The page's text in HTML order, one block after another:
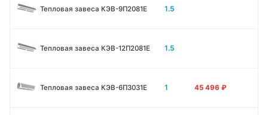
Тепловая завеса КЭВ-9П2081E 1.5
Тепловая завеса КЭВ-12П2081E 1.5
Тепловая завеса КЭВ-6П3031E 1 45 496 ₽